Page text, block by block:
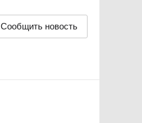
Сообщить новость